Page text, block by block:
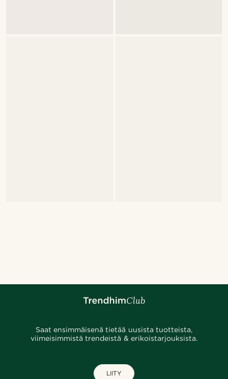
Saat ensimmäisenä tietää uusista tuotteista,
viimeisimmistä trendeistä & erikoistarjouksista.
LIITY